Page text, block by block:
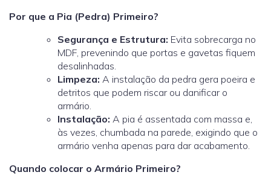
Por que a Pia (Pedra) Primeiro?
Segurança e Estrutura: Evita sobrecarga no
MDF, prevenindo que portas e gavetas fiquem
desalinhadas.
Limpeza: A instalação da pedra gera poeira e
detritos que podem riscar ou danificar o
armário.
Instalação: A pia é assentada com massa e,
às vezes, chumbada na parede, exigindo que o
armário venha apenas para dar acabamento.
Quando colocar o Armário Primeiro?